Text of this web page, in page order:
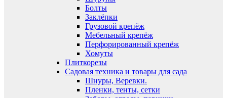
Болты
Заклёпки
Грузовой крепёж
Мебельный крепёж
Перфорированный крепёж
Хомуты
Плиткорезы
Садовая техника и товары для сада
Шнуры, Веревки.
Пленки, тенты, сетки